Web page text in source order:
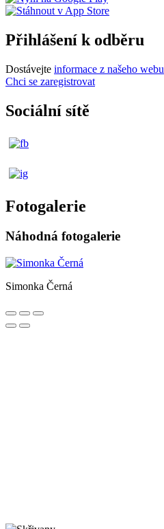
Přihlášení k odběru
Dostávejte informace z našeho webu
Chci se zaregistrovat
Sociální sítě
Fotogalerie
Náhodná fotogalerie
Simonka Černá